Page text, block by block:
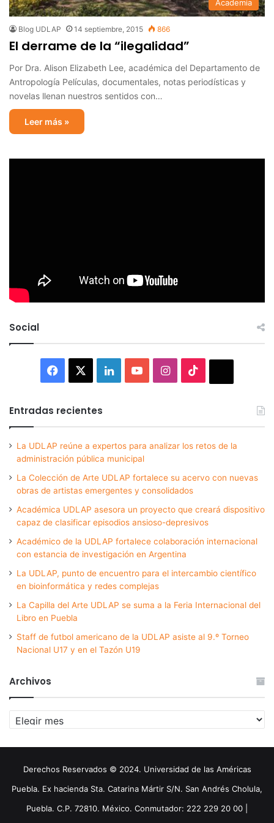
Academia
Blog UDLAP 14 septiembre, 2015 866
El derrame de la “ilegalidad”
Por Dra. Alison Elizabeth Lee, académica del Departamento de
Antropología Películas, documentales, notas periodísticas y
novelas llenan nuestros sentidos con…
Leer más »
Social
Facebook LinkedInYouTubeInstagram
Entradas recientes
La UDLAP reúne a expertos para analizar los retos de la
administración pública municipal
La Colección de Arte UDLAP fortalece su acervo con nuevas
obras de artistas emergentes y consolidados
Académica UDLAP asesora un proyecto que creará dispositivo
capaz de clasificar episodios ansioso-depresivos
Académico de la UDLAP fortalece colaboración internacional
con estancia de investigación en Argentina
La UDLAP, punto de encuentro para el intercambio científico
en bioinformática y redes complejas
La Capilla del Arte UDLAP se suma a la Feria Internacional del
Libro en Puebla
Staff de futbol americano de la UDLAP asiste al 9.º Torneo
Nacional U17 y en el Tazón U19
Archivos
Archivos
Derechos Reservados © 2024. Universidad de las Américas
Puebla. Ex hacienda Sta. Catarina Mártir S/N. San Andrés Cholula,
Puebla. C.P. 72810. México. Conmutador: 222 229 20 00 |